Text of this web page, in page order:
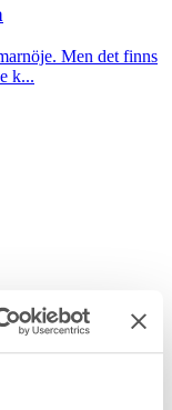
Men det finns
k...
leksaker”
M...